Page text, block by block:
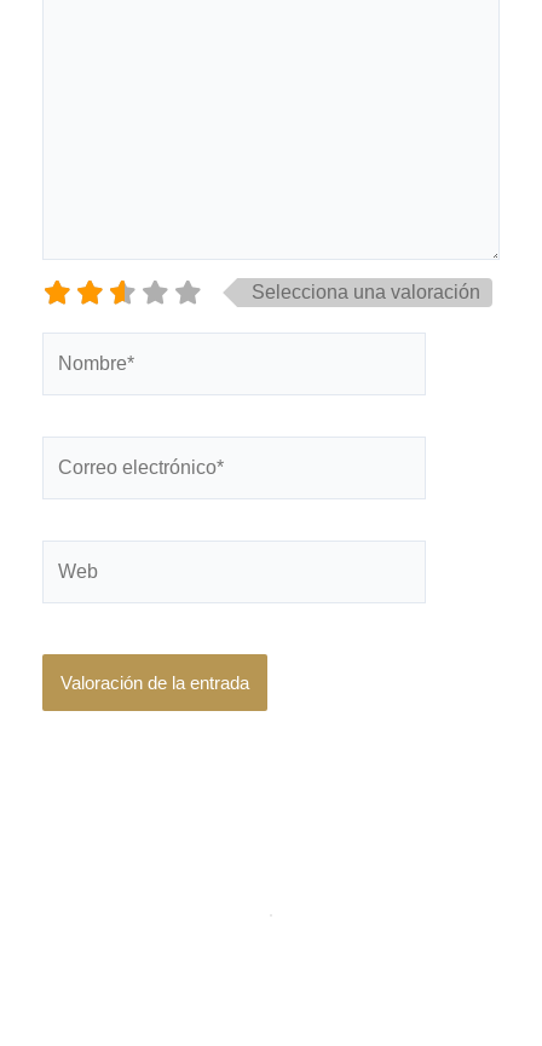
Selecciona una valoración
electrónico*